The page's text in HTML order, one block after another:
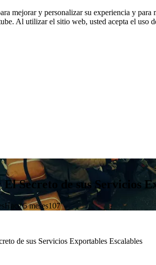
mejorar y personalizar su experiencia y
Al utilizar el sitio web, usted acepta el uso
El Secreto de sus Servicios
Hace 5 meses107
de sus Servicios Exportables Escalables